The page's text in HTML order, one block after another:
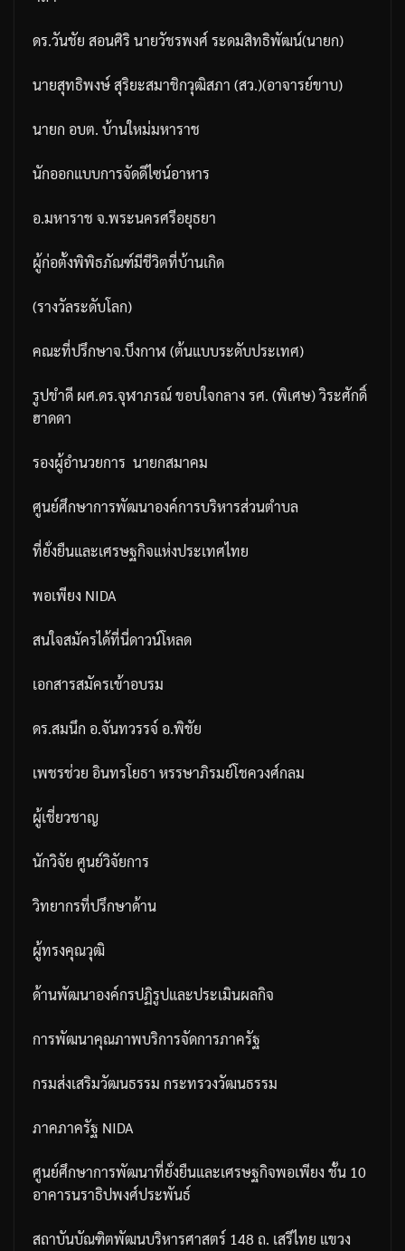
ดร.วันชัย สอนศิริ นายวัชรพงศ์ ระดมสิทธิพัฒน์(นายก)
นายสุทธิพงษ์สุริยะสมาชิกวุฒิสภา (สว.)(อาจารย์ขาบ)
นายก อบต. บ้านใหม่มหาราช
นักออกแบบการจัดดีไซน์อาหาร
อ.มหาราช จ.พระนครศรีอยุธยา
ผู้ก่อตั้งพิพิธภัณฑ์มีชีวิตที่บ้านเกิด
(รางวัลระดับโลก)
คณะที่ปรึกษาจ.บึงกาฬ (ต้นแบบระดับประเทศ)
รูปขำดี ผศ.ดร.จุฬาภรณ์ขอบใจกลาง รศ. (พิเศษ)วิระศักดิ์
ฮาดดา
รองผู้อำนวยการ นายกสมาคม
ศูนย์ศึกษาการพัฒนาองค์การบริหารส่วนตำบล
ที่ยั่งยืนและเศรษฐกิจแห่งประเทศไทย
พอเพียง NIDA
สนใจสมัครได้ที่นี่ดาวน์โหลด
เอกสารสมัครเข้าอบรม
ดร.สมนึก อ.จันทวรรจ์ อ.พิชัย
เพชรช่วย อินทรโยธา หรรษาภิรมย์โชควงศ์กลม
ผู้เชี่ยวชาญ
นักวิจัย ศูนย์วิจัยการ
วิทยากรที่ปรึกษาด้าน
ผู้ทรงคุณวุฒิ
ด้านพัฒนาองค์กรปฏิรูปและประเมินผลกิจ
การพัฒนาคุณภาพบริการจัดการภาครัฐ
กรมส่งเสริมวัฒนธรรม กระทรวงวัฒนธรรม
ภาคภาครัฐ NIDA
ศูนย์ศึกษาการพัฒนาที่ยั่งยืนและเศรษฐกิจพอเพียง ชั้น 10
อาคารนราธิปพงศ์ประพันธ์
สถาบันบัณฑิตพัฒนบริหารศาสตร์ 148ถ. เสรีไทย แขวง